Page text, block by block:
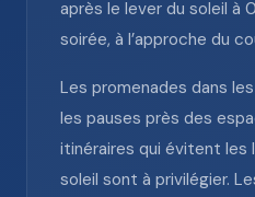
après le lever du soleil à
soirée, à l’approche du
Les promenades dans
les pauses près des
itinéraires qui évitent les
soleil sont à privilégier.